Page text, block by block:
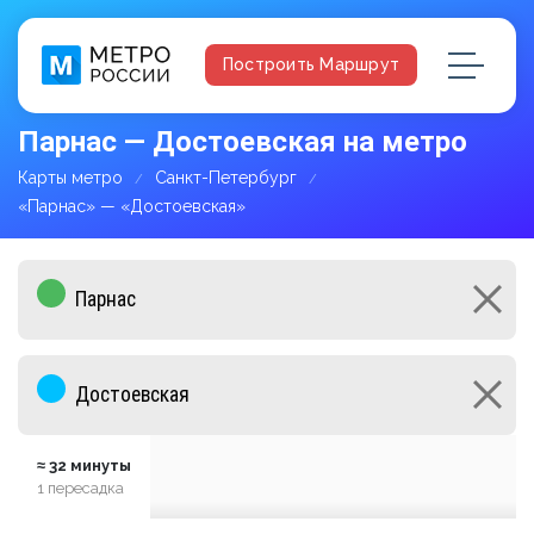
Построить Маршрут
Парнас — Достоевская на метро
Карты метро
Санкт-Петербург
«Парнас» — «Достоевская»
≈ 32 минуты
1 пересадка